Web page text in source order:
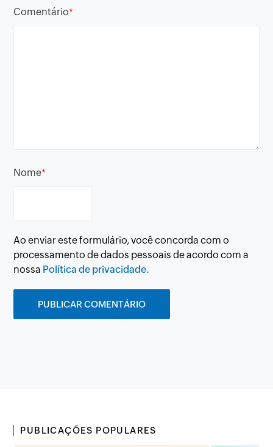
Comentário*
Nome*
Ao enviar este formulário, você concorda com o
processamento de dados pessoais de acordo com a
nossa Política de privacidade.
PUBLICAÇÕES POPULARES